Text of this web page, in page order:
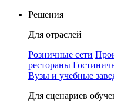
Решения
Для отраслей
Розничные сети
рестораны
Вузы и учебные
Для сценариев